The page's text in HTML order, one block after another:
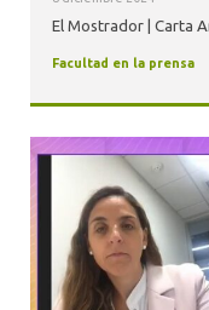
El Mostrador | Carta
Facultad en la prensa